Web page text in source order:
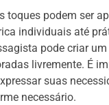
toques podem ser
individuais até
pode criar
livremente. É
suas
necessário.